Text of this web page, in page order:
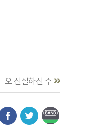
오 신실하신 주